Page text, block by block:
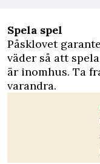
Spela spel
Påsklovet
väder så att
är inomhus. Ta
varandra.